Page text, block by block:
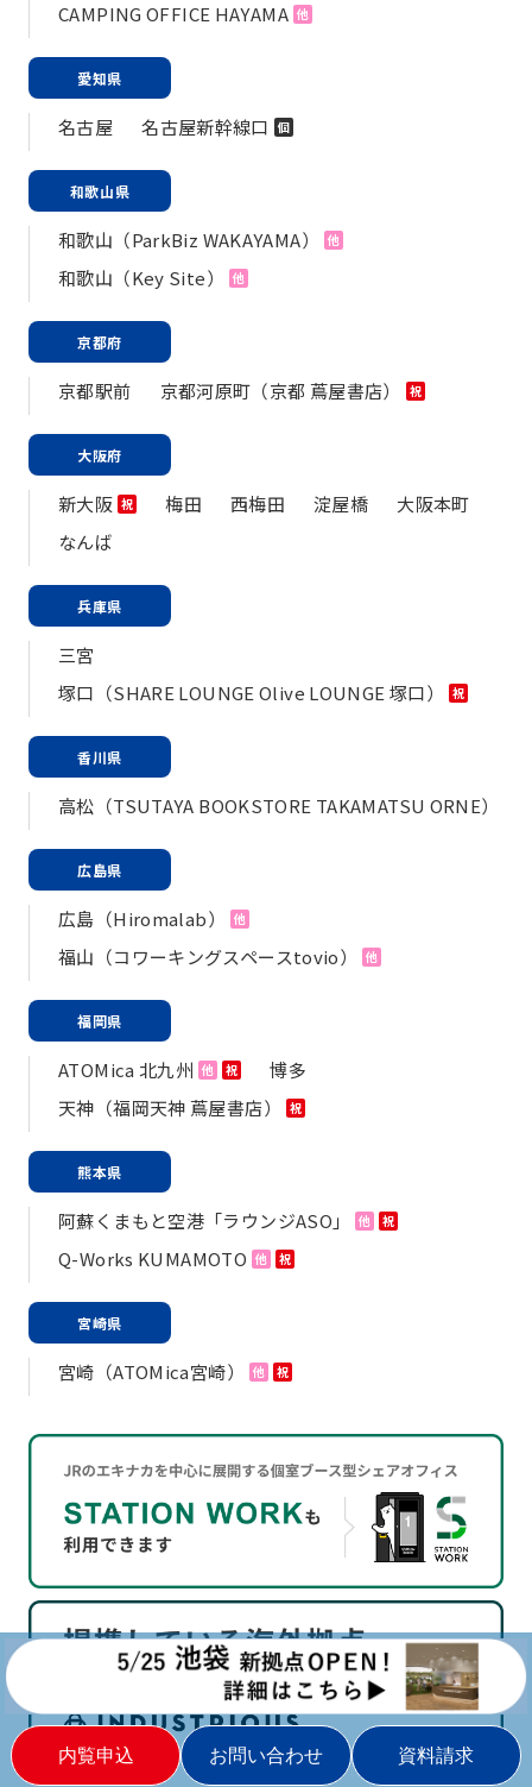
CAMPING OFFICE HAYAMA 他
愛知県
名古屋 名古屋新幹線口 個
和歌山県
和歌山（ParkBiz WAKAYAMA） 他
和歌山（Key Site） 他
京都府
京都駅前 京都河原町（京都 蔦屋書店） 祝
大阪府
新大阪 祝 梅田 西梅田 淀屋橋
大阪本町
なんば
兵庫県
三宮
塚口（SHARE LOUNGE Olive LOUNGE 塚口）
祝
香川県
高松（TSUTAYA BOOKSTORE TAKAMATSU ORNE）
広島県
広島（Hiromalab） 他
福山（コワーキングスペースtovio） 他
福岡県
ATOMica 北九州 他 祝
博多
天神（福岡天神 蔦屋書店）
祝
熊本県
阿蘇くまもと空港「ラウンジASO」 他 祝
Q-Works KUMAMOTO 他 祝
宮崎県
宮崎（ATOMica宮崎） 他 祝